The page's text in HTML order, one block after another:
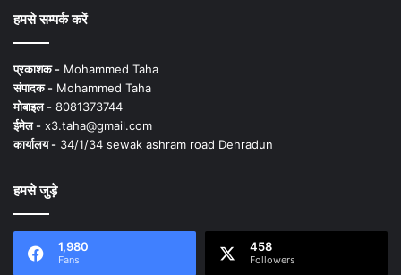
हमसे सम्पर्क करें
प्रकाशक - Mohammed Taha
संपादक - Mohammed Taha
मोबाइल - 8081373744
ईमेल - x3.taha@gmail.com
कार्यालय - 34/1/34 sewak ashram road Dehradun
हमसे जुड़े
1,980
Fans
458
Followers